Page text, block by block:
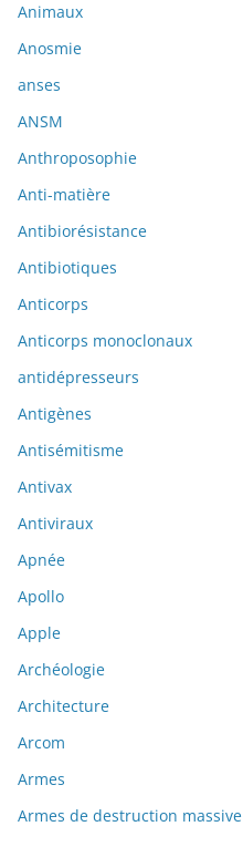
Animaux
Anosmie
anses
ANSM
Anthroposophie
Anti-matière
Antibiorésistance
Antibiotiques
Anticorps
Anticorps monoclonaux
antidépresseurs
Antigènes
Antisémitisme
Antivax
Antiviraux
Apnée
Apollo
Apple
Archéologie
Architecture
Arcom
Armes
Armes de destruction massive